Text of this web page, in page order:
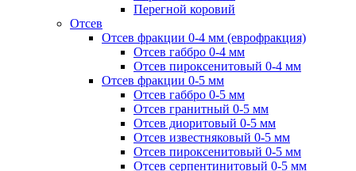
Перегной коровий
Отсев
Отсев фракции 0-4 мм (еврофракция)
Отсев габбро 0-4 мм
Отсев пироксенитовый 0-4 мм
Отсев фракции 0-5 мм
Отсев габбро 0-5 мм
Отсев гранитный 0-5 мм
Отсев диоритовый 0-5 мм
Отсев известняковый 0-5 мм
Отсев пироксенитовый 0-5 мм
Отсев серпентинитовый 0-5 мм